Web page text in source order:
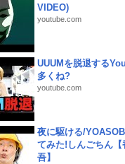
VIDEO)
youtube.com
UUUMを脱退する
多くね?
youtube.com
夜に駆ける/
てみた!しんごちん【
吾】